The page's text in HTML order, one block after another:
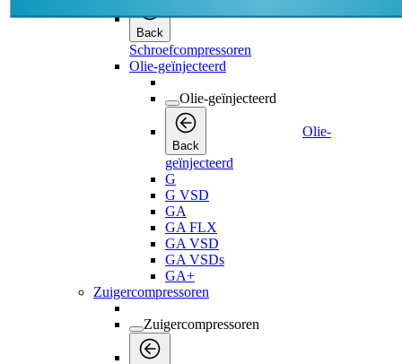
Back
Schroefcompressoren
Olie-geïnjecteerd
Olie-geïnjecteerd
Back
Olie-
geïnjecteerd
G
G VSD
GA
GA FLX
GA VSD
GA VSDs
GA+
Zuigercompressoren
Zuigercompressoren